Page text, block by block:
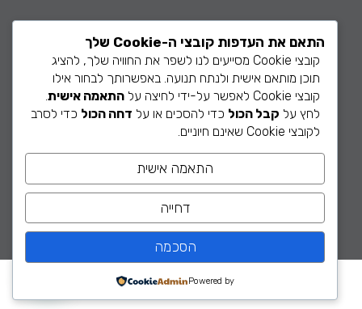
חשוב לדעת
מאמרים
שאלות נפוצות
מה קורה ביום הטיפול
הצהרת נגישות
התאם את העדפות קובצי ה-Cookie שלך
קובצי Cookie מסייעים לנו לשפר את החוויה שלך, להציג
תוכן מותאם אישית ולנתח תנועה. באפשרותך לבחור אילו
קובצי Cookie לאפשר על-ידי לחיצה על
התאמה אישית.
לחץ על קבל הכול כדי להסכים או על דחה הכול כדי לסרב
לקובצי Cookie שאינם חיוניים.
התאמה אישית
דחייה
הסכמה
Powered by